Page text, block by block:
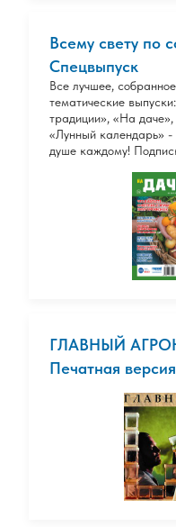
Всему свету по
Спецвыпуск
Все лучшее,
тематические
традиции», «На даче»,
«Лунный календарь» -
душе каждому!
ГЛАВНЫЙ
Печатная версия